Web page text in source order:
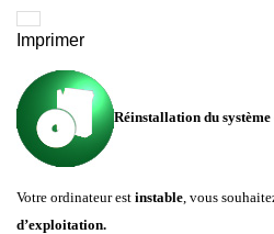
Imprimer
Réinstallation du
Votre ordinateur est instable, vous
d’exploitation.